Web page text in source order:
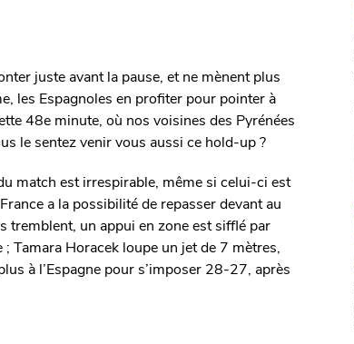
juste avant la pause, et ne mènent plus
les Espagnoles en profiter pour pointer à
48e minute, où nos voisines des Pyrénées
le sentez venir vous aussi ce hold-up ?
match est irrespirable, même si celui-ci est
a la possibilité de repasser devant au
tremblent, un appui en zone est sifflé par
Tamara Horacek loupe un jet de 7 mètres,
à l’Espagne pour s’imposer 28-27, après